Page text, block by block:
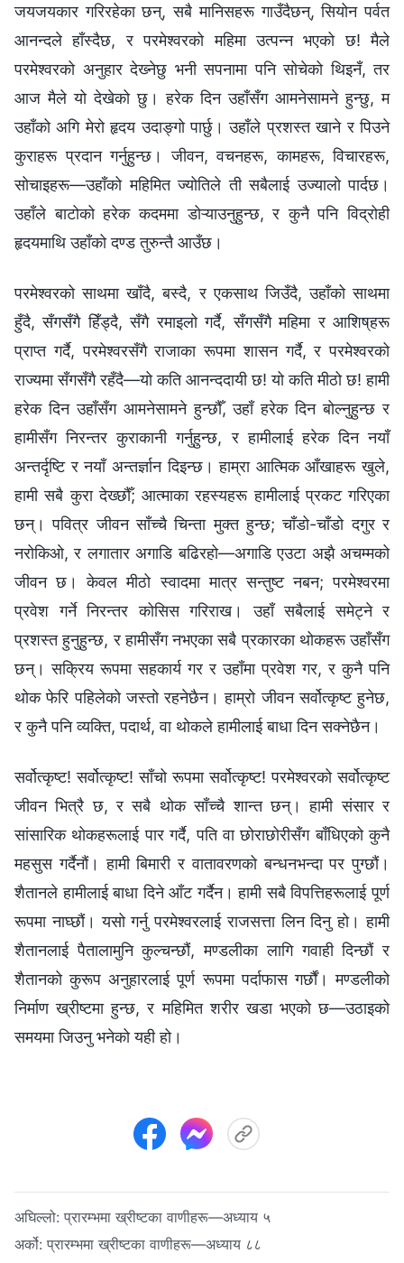
जयजयकार गरिरहेका छन्, सबै मानिसहरू गाउँदैछन्, सियोन पर्वत
आनन्दले हाँस्दैछ, र परमेश्‍वरको महिमा उत्पन्न भएको छ! मैले
परमेश्‍वरको अनुहार देख्‍नेछु भनी सपनामा पनि सोचेको थिइनँ, तर
आज मैले यो देखेको छु। हरेक दिन उहाँसँग आमनेसामने हुन्छु, म
उहाँको अगि मेरो हृदय उदाङ्गो पार्छु। उहाँले प्रशस्त खाने र पिउने
कुराहरू प्रदान गर्नुहुन्छ। जीवन, वचनहरू, कामहरू, विचारहरू,
सोचाइहरू—उहाँको महिमित ज्योतिले ती सबैलाई उज्यालो पार्दछ।
उहाँले बाटोको हरेक कदममा डोऱ्याउनुहुन्छ, र कुनै पनि विद्रोही
हृदयमाथि उहाँको दण्ड तुरुन्‍तै आउँछ।
परमेश्‍वरको साथमा खाँदै, बस्दै, र एकसाथ जिउँदै, उहाँको साथमा
हुँदै, सँगसँगै हिँड्दै, सँगै रमाइलो गर्दै, सँगसँगै महिमा र आशिष्‌हरू
प्राप्त गर्दै, परमेश्‍वरसँगै राजाका रूपमा शासन गर्दै, र परमेश्‍वरको
राज्यमा सँगसँगै रहँदै—यो कति आनन्ददायी छ! यो कति मीठो छ! हामी
हरेक दिन उहाँसँग आमनेसामने हुन्छौँ, उहाँ हरेक दिन बोल्नुहुन्छ र
हामीसँग निरन्तर कुराकानी गर्नुहुन्छ, र हामीलाई हरेक दिन नयाँ
अन्तर्दृष्टि र नयाँ अन्तर्ज्ञान दिइन्छ। हाम्रा आत्मिक आँखाहरू खुले,
हामी सबै कुरा देख्छौँ; आत्माका रहस्यहरू हामीलाई प्रकट गरिएका
छन्। पवित्र जीवन साँच्चै चिन्ता मुक्त हुन्छ; चाँडो-चाँडो दगुर र
नरोकिओ, र लगातार अगाडि बढिरहो—अगाडि एउटा अझै अचम्मको
जीवन छ। केवल मीठो स्वादमा मात्र सन्तुष्ट नबन; परमेश्‍वरमा
प्रवेश गर्ने निरन्तर कोसिस गरिराख। उहाँ सबैलाई समेट्ने र
प्रशस्त हुनुहुन्छ, र हामीसँग नभएका सबै प्रकारका थोकहरू उहाँसँग
छन्। सक्रिय रूपमा सहकार्य गर र उहाँमा प्रवेश गर, र कुनै पनि
थोक फेरि पहिलेको जस्तो रहनेछैन। हाम्रो जीवन सर्वोत्कृष्ट हुनेछ,
र कुनै पनि व्यक्ति, पदार्थ, वा थोकले हामीलाई बाधा दिन सक्नेछैन।
सर्वोत्कृष्ट! सर्वोत्कृष्ट! साँचो रूपमा सर्वोत्कृष्ट! परमेश्‍वरको सर्वोत्कृष्ट
जीवन भित्रै छ, र सबै थोक साँच्चै शान्त छन्। हामी संसार र
सांसारिक थोकहरूलाई पार गर्दै, पति वा छोराछोरीसँग बाँधिएको कुनै
महसुस गर्दैनौं। हामी बिमारी र वातावरणको बन्धनभन्दा पर पुग्छौं।
शैतानले हामीलाई बाधा दिने आँट गर्दैन। हामी सबै विपत्तिहरूलाई पूर्ण
रूपमा नाघ्छौं। यसो गर्नु परमेश्‍वरलाई राजसत्ता लिन दिनु हो। हामी
शैतानलाई पैतालामुनि कुल्चन्छौं, मण्डलीका लागि गवाही दिन्छौं र
शैतानको कुरूप अनुहारलाई पूर्ण रूपमा पर्दाफास गर्छौं। मण्डलीको
निर्माण ख्रीष्टमा हुन्छ, र महिमित शरीर खडा भएको छ—उठाइको
समयमा जिउनु भनेको यही हो।
अघिल्लो: प्रारम्‍भमा ख्रीष्‍टका वाणीहरू—अध्याय ५
अर्को: प्रारम्‍भमा ख्रीष्‍टका वाणीहरू—अध्याय ८८